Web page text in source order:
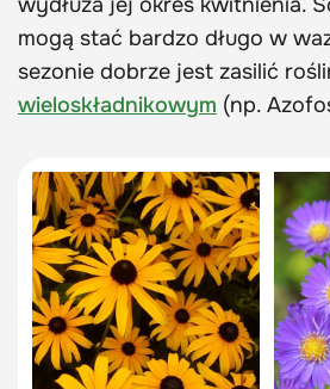
mogą stać bardzo długo w
sezonie dobrze jest zasilić
wieloskładnikowym (np.